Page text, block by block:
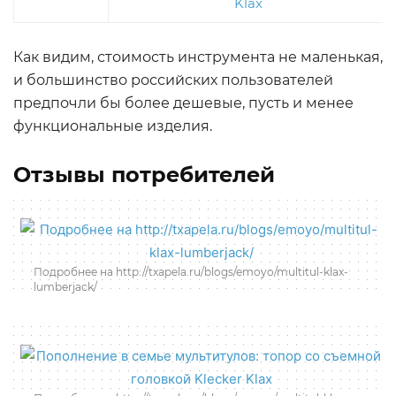
Как видим, стоимость инструмента не маленькая,
и большинство российских пользователей
предпочли бы более дешевые, пусть и менее
функциональные изделия.
Отзывы потребителей
Подробнее на http://txapela.ru/blogs/emoyo/multitul-klax-
lumberjack/